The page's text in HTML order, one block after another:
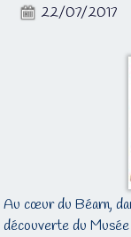
22/07/2017
Au cœur du Béarn,
découverte du